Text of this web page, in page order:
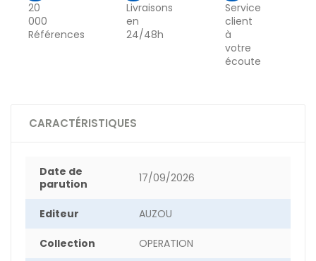
20
000
Références
Livraisons
en
24/48h
Service
client
à
votre
écoute
CARACTÉRISTIQUES
Date de
parution
17/09/2026
Editeur AUZOU
Collection OPERATION